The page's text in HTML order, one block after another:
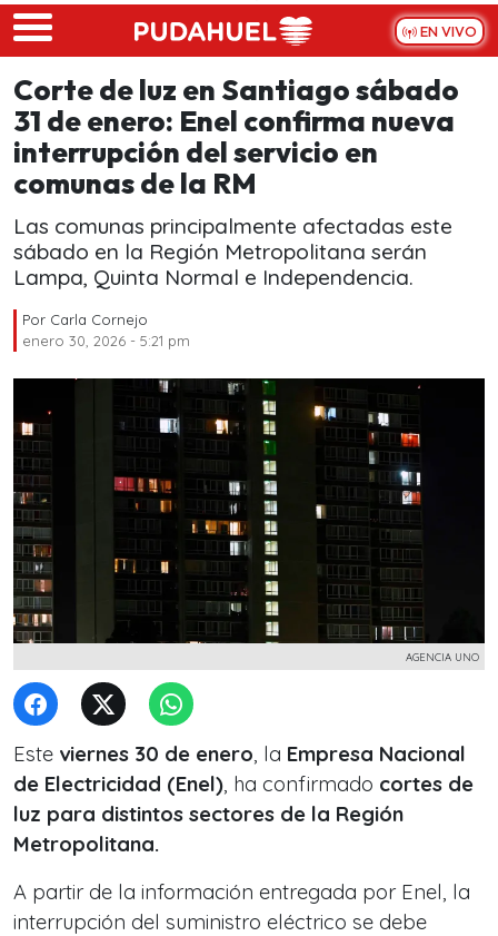
Skip to main content
EN VIVO
Corte de luz en Santiago sábado
31 de enero: Enel confirma nueva
interrupción del servicio en
comunas de la RM
Las comunas principalmente afectadas este
sábado en la Región Metropolitana serán
Lampa, Quinta Normal e Independencia.
Por Carla Cornejo
enero 30, 2026 - 5:21 pm
AGENCIA UNO
Este viernes 30 de enero, la Empresa Nacional
de Electricidad (Enel), ha confirmado cortes de
luz para distintos sectores de la Región
Metropolitana.
A partir de la información entregada por Enel, la
interrupción del suministro eléctrico se debe